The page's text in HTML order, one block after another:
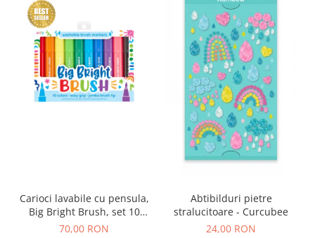
Carioci lavabile cu pensula,
Big Bright Brush, set 10
culori
70,00 RON
Abtibilduri pietre
stralucitoare - Curcubee
24,00 RON